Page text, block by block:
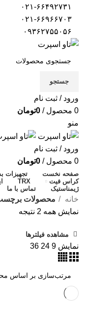
جستجو
ورود / ثبت نام
0 محصول / تومان0
منو
ورود / ثبت نام
0 محصول / تومان0
صفحه نخست تجهیزات
کراس فیت
TRX
ژیمناستیک
تماس با ما
خانه
محصولات برچسب
نمایش همه 2 نتیجه
مشاهده فیلترها
نمایش 9
24
36